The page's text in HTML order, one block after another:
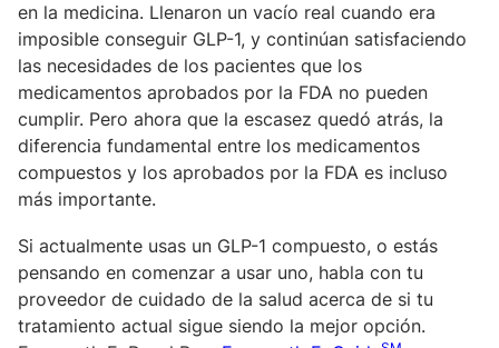
en la medicina. Llenaron un vacío real cuando era
imposible conseguir GLP-1, y continúan satisfaciendo
las necesidades de los pacientes que los
medicamentos aprobados por la FDA no pueden
cumplir. Pero ahora que la escasez quedó atrás, la
diferencia fundamental entre los medicamentos
compuestos y los aprobados por la FDA es incluso
más importante.
Si actualmente usas un GLP-1 compuesto, o estás
pensando en comenzar a usar uno, habla con tu
proveedor de cuidado de la salud acerca de si tu
tratamiento actual sigue siendo la mejor opción.